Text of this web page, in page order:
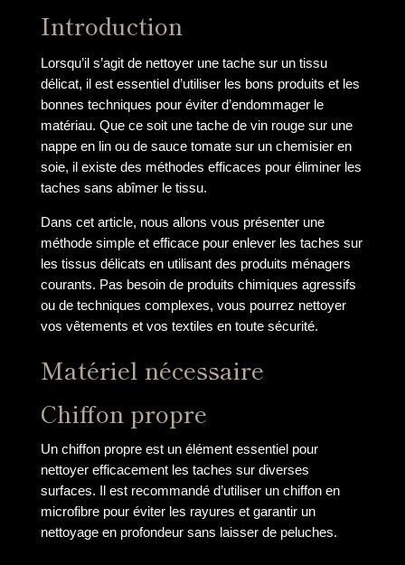
Introduction
Lorsqu’il s’agit de nettoyer une tache sur un tissu
délicat, il est essentiel d’utiliser les bons produits et les
bonnes techniques pour éviter d’endommager le
matériau. Que ce soit une tache de vin rouge sur une
nappe en lin ou de sauce tomate sur un chemisier en
soie, il existe des méthodes efficaces pour éliminer les
taches sans abîmer le tissu.
Dans cet article, nous allons vous présenter une
méthode simple et efficace pour enlever les taches sur
les tissus délicats en utilisant des produits ménagers
courants. Pas besoin de produits chimiques agressifs
ou de techniques complexes, vous pourrez nettoyer
vos vêtements et vos textiles en toute sécurité.
Matériel nécessaire
Chiffon propre
Un chiffon propre est un élément essentiel pour
nettoyer efficacement les taches sur diverses
surfaces. Il est recommandé d’utiliser un chiffon en
microfibre pour éviter les rayures et garantir un
nettoyage en profondeur sans laisser de peluches.